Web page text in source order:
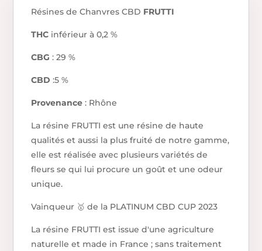
Résines de Chanvres CBD FRUTTI
THC inférieur à 0,2 %
CBG : 29 %
CBD :5 %
Provenance : Rhône
La résine FRUTTI est une résine de haute
qualités et aussi la plus fruité de notre gamme,
elle est réalisée avec plusieurs variétés de
fleurs se qui lui procure un goût et une odeur
unique.
Vainqueur 🥇 de la PLATINUM CBD CUP 2023
La résine FRUTTI est issue d'une agriculture
naturelle et made in France ; sans traitement